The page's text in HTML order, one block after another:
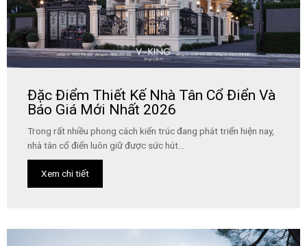
Đặc Điểm Thiết Kế Nhà Tân Cổ Điển Và
Báo Giá Mới Nhất 2026
Trong rất nhiều phong cách kiến trúc đang phát triển hiện nay,
nhà tân cổ điển luôn giữ được sức hút...
Xem chi tiết